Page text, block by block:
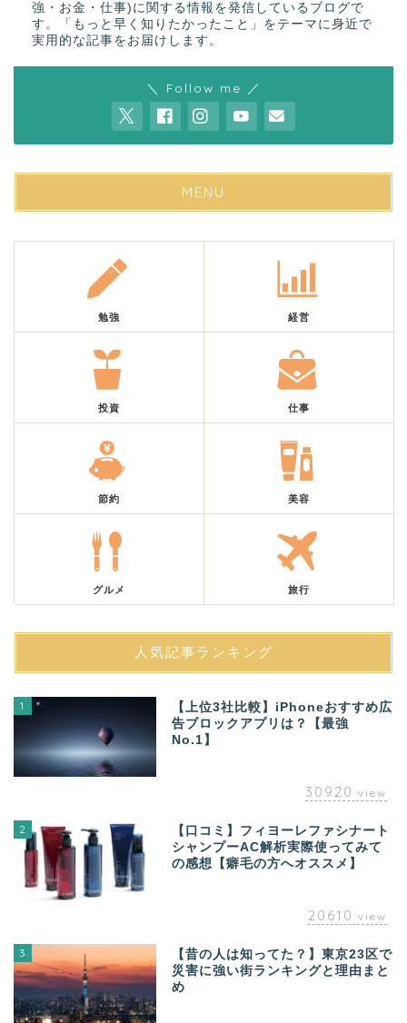
強・お金・仕事)に関する情報を発信しているブログで
す。「もっと早く知りたかったこと」をテーマに身近で
実用的な記事をお届けします。
＼ Follow me ／
MENU
勉強 経営
投資 仕事
節約 美容
グルメ 旅行
人気記事ランキング
1
【上位3社比較】iPhoneおすすめ広
告ブロックアプリは？【最強
No.1】
30920 view
2
【口コミ】フィヨーレファシナート
シャンプーAC解析実際使ってみて
の感想【癖毛の方へオススメ】
20610 view
3
【昔の人は知ってた？】東京23区で
災害に強い街ランキングと理由まと
め